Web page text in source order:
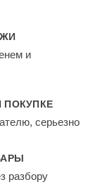
и
ПОКУПКЕ
серьезно
разбору